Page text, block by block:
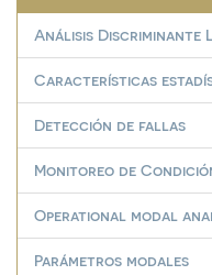
Análisis Discriminante
Características
Detección de fallas
Monitoreo de
Operational modal
Parámetros modales